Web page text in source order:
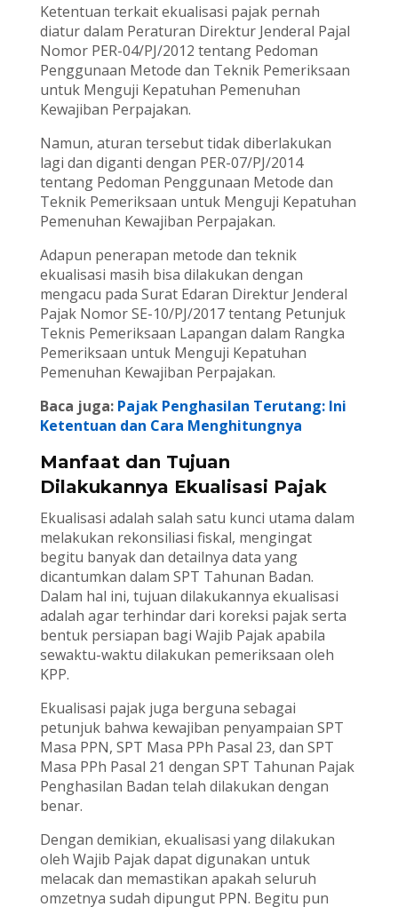
Ketentuan terkait ekualisasi pajak pernah
diatur dalam Peraturan Direktur Jenderal Pajal
Nomor PER-04/PJ/2012 tentang Pedoman
Penggunaan Metode dan Teknik Pemeriksaan
untuk Menguji Kepatuhan Pemenuhan
Kewajiban Perpajakan.
Namun, aturan tersebut tidak diberlakukan
lagi dan diganti dengan PER-07/PJ/2014
tentang Pedoman Penggunaan Metode dan
Teknik Pemeriksaan untuk Menguji Kepatuhan
Pemenuhan Kewajiban Perpajakan.
Adapun penerapan metode dan teknik
ekualisasi masih bisa dilakukan dengan
mengacu pada Surat Edaran Direktur Jenderal
Pajak Nomor SE-10/PJ/2017 tentang Petunjuk
Teknis Pemeriksaan Lapangan dalam Rangka
Pemeriksaan untuk Menguji Kepatuhan
Pemenuhan Kewajiban Perpajakan.
Baca juga: Pajak Penghasilan Terutang: Ini
Ketentuan dan Cara Menghitungnya
Manfaat dan Tujuan
Dilakukannya Ekualisasi Pajak
Ekualisasi adalah salah satu kunci utama dalam
melakukan rekonsiliasi fiskal, mengingat
begitu banyak dan detailnya data yang
dicantumkan dalam SPT Tahunan Badan.
Dalam hal ini, tujuan dilakukannya ekualisasi
adalah agar terhindar dari koreksi pajak serta
bentuk persiapan bagi Wajib Pajak apabila
sewaktu-waktu dilakukan pemeriksaan oleh
KPP.
Ekualisasi pajak juga berguna sebagai
petunjuk bahwa kewajiban penyampaian SPT
Masa PPN, SPT Masa PPh Pasal 23, dan SPT
Masa PPh Pasal 21 dengan SPT Tahunan Pajak
Penghasilan Badan telah dilakukan dengan
benar.
Dengan demikian, ekualisasi yang dilakukan
oleh Wajib Pajak dapat digunakan untuk
melacak dan memastikan apakah seluruh
omzetnya sudah dipungut PPN. Begitu pun